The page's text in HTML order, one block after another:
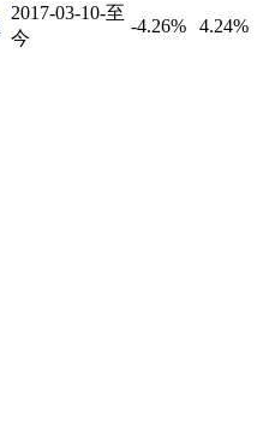
2017-03-10-至
今
-4.26% 4.24%